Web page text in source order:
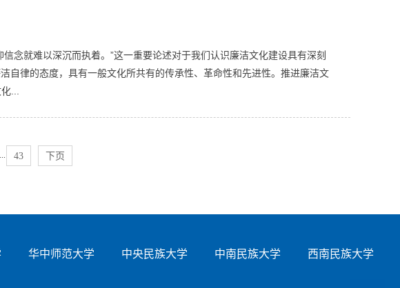
念就难以深沉而执着。”这一重要论述对于我们认识廉洁文化建设具有深刻
自律的态度，具有一般文化所共有的传承性、革命性和先进性。推进廉洁文
...
43 下页
华中师范大学 中央民族大学 中南民族大学 西南民族大学